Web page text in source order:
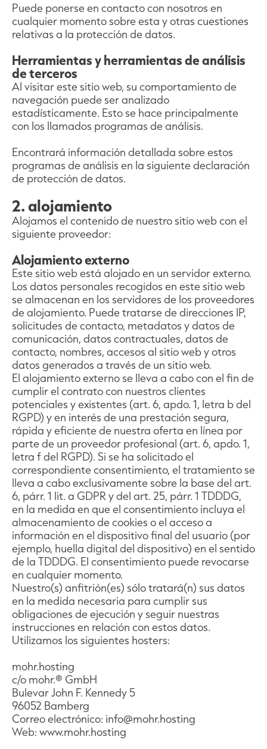
Puede ponerse en contacto con nosotros en
cualquier momento sobre esta y otras cuestiones
relativas a la protección de datos.
Herramientas y herramientas de análisis
de terceros
Al visitar este sitio web, su comportamiento de
navegación puede ser analizado
estadísticamente. Esto se hace principalmente
con los llamados programas de análisis.
Encontrará información detallada sobre estos
programas de análisis en la siguiente declaración
de protección de datos.
2. alojamiento
Alojamos el contenido de nuestro sitio web con el
siguiente proveedor:
Alojamiento externo
Este sitio web está alojado en un servidor externo.
Los datos personales recogidos en este sitio web
se almacenan en los servidores de los proveedores
de alojamiento. Puede tratarse de direcciones IP,
solicitudes de contacto, metadatos y datos de
comunicación, datos contractuales, datos de
contacto, nombres, accesos al sitio web y otros
datos generados a través de un sitio web.
El alojamiento externo se lleva a cabo con el fin de
cumplir el contrato con nuestros clientes
potenciales y existentes (art. 6, apdo. 1, letra b del
RGPD) y en interés de una prestación segura,
rápida y eficiente de nuestra oferta en línea por
parte de un proveedor profesional (art. 6, apdo. 1,
letra f del RGPD). Si se ha solicitado el
correspondiente consentimiento, el tratamiento se
lleva a cabo exclusivamente sobre la base del art.
6, párr. 1 lit. a GDPR y del art. 25, párr. 1 TDDDG,
en la medida en que el consentimiento incluya el
almacenamiento de cookies o el acceso a
información en el dispositivo final del usuario (por
ejemplo, huella digital del dispositivo) en el sentido
de la TDDDG. El consentimiento puede revocarse
en cualquier momento.
Nuestro(s) anfitrión(es) sólo tratará(n) sus datos
en la medida necesaria para cumplir sus
obligaciones de ejecución y seguir nuestras
instrucciones en relación con estos datos.
Utilizamos los siguientes hosters:
mohr.hosting
c/o mohr.® GmbH
Bulevar John F. Kennedy 5
96052 Bamberg
Correo electrónico: info@mohr.hosting
Web: www.mohr.hosting